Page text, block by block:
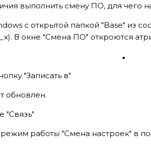
выполнить смену ПО, для чего
с открытой папкой "Base" из
В окне "Смена ПО" откроются
"Записать в"
обновлен.
"Связь"
работы "Смена настроек" в